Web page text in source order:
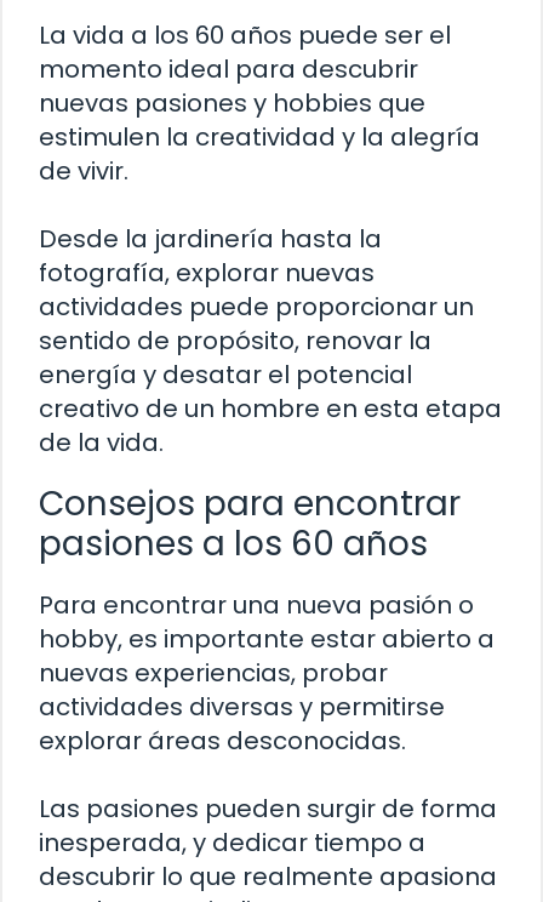
La vida a los 60 años puede ser el
momento ideal para descubrir
nuevas pasiones y hobbies que
estimulen la creatividad y la alegría
de vivir.
Desde la jardinería hasta la
fotografía, explorar nuevas
actividades puede proporcionar un
sentido de propósito, renovar la
energía y desatar el potencial
creativo de un hombre en esta etapa
de la vida.
Consejos para encontrar
pasiones a los 60 años
Para encontrar una nueva pasión o
hobby, es importante estar abierto a
nuevas experiencias, probar
actividades diversas y permitirse
explorar áreas desconocidas.
Las pasiones pueden surgir de forma
inesperada, y dedicar tiempo a
descubrir lo que realmente apasiona